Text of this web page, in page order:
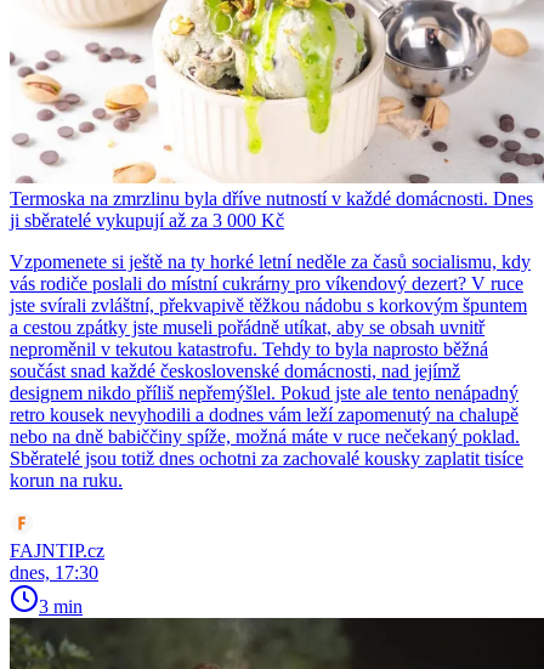
Termoska na zmrzlinu byla dříve nutností v každé domácnosti. Dnes
ji sběratelé vykupují až za 3 000 Kč
Vzpomenete si ještě na ty horké letní neděle za časů socialismu, kdy
vás rodiče poslali do místní cukrárny pro víkendový dezert? V ruce
jste svírali zvláštní, překvapivě těžkou nádobu s korkovým špuntem
a cestou zpátky jste museli pořádně utíkat, aby se obsah uvnitř
neproměnil v tekutou katastrofu. Tehdy to byla naprosto běžná
součást snad každé československé domácnosti, nad jejímž
designem nikdo příliš nepřemýšlel. Pokud jste ale tento nenápadný
retro kousek nevyhodili a dodnes vám leží zapomenutý na chalupě
nebo na dně babiččiny spíže, možná máte v ruce nečekaný poklad.
Sběratelé jsou totiž dnes ochotni za zachovalé kousky zaplatit tisíce
korun na ruku.
FAJNTIP.cz
dnes, 17:30
3 min